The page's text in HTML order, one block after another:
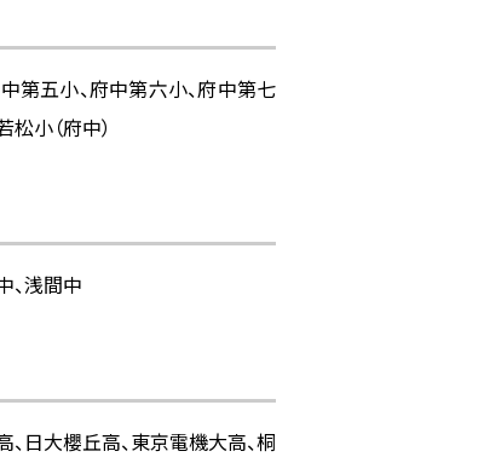
中第五小、府中第六小、府中第七
小（府中）
、浅間中
、日大櫻丘高、東京電機大高、桐